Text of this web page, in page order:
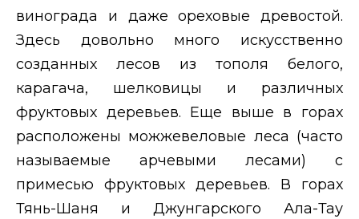
винограда и даже ореховые древостой.
Здесь довольно много искусственно
созданных лесов из тополя белого,
карагача, шелковицы и
различных
фруктовых деревьев. Еще выше в горах
расположены можжевеловые леса (часто
называемые арчевыми лесами) с
примесью фруктовых деревьев. В горах
Тянь-Шаня и Джунгарского Ала-Тау